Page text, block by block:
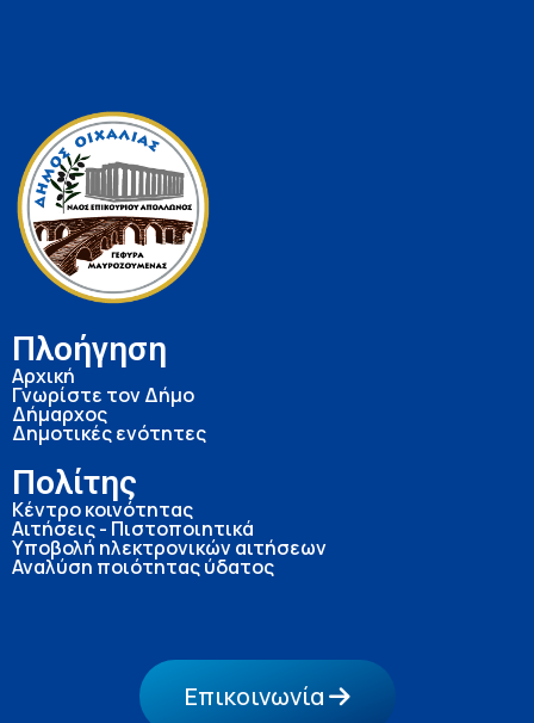
Πλοήγηση
Αρχική
Γνωρίστε τον Δήμο
Δήμαρχος
Δημοτικές ενότητες
Πολίτης
Κέντρο κοινότητας
Αιτήσεις - Πιστοποιητικά
Υποβολή ηλεκτρονικών αιτήσεων
Αναλύση ποιότητας ύδατος
Επικοινωνία